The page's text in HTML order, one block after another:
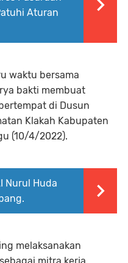
Aturan
waktu bersama
bakti membuat
di Dusun
Klakah Kabupaten
(10/4/2022).
Nurul Huda
melaksanakan